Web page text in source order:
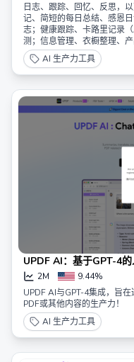
日志、跟踪、回忆、反思，
记、简短的每日总结、感恩
志；健康跟踪、卡路里记录
测；信息管理、衣橱整理、
词，让Stackie.AI像老师一样
回答。AI 生产力工具
UPDF AI：基于GPT-4
2M 9.44%
UPDF AI与GPT-4集成，旨
PDF或其他内容的生产力！
AI 生产力工具